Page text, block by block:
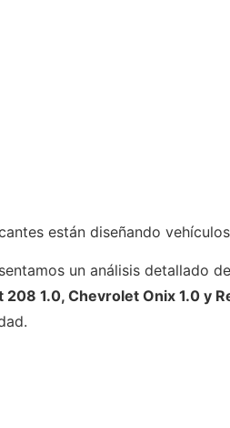
están diseñando
un análisis detallado
208 1.0, Chevrolet Onix 1.0 y